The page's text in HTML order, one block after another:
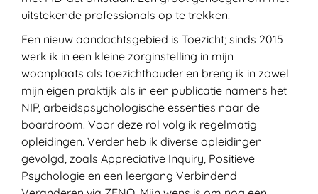
uitstekende professionals op te trekken.
Een nieuw aandachtsgebied is Toezicht; sinds 2015
werk ik in een kleine zorginstelling in mijn
woonplaats als toezichthouder en breng ik in zowel
mijn eigen praktijk als in een publicatie namens het
NIP, arbeidspsychologische essenties naar de
boardroom. Voor deze rol volg ik regelmatig
opleidingen. Verder heb ik diverse opleidingen
gevolgd, zoals Appreciative Inquiry, Positieve
Psychologie en een leergang Verbindend